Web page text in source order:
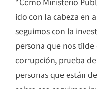
ido con la cabeza en
seguimos con la
persona que nos
corrupción, prueba
personas que están